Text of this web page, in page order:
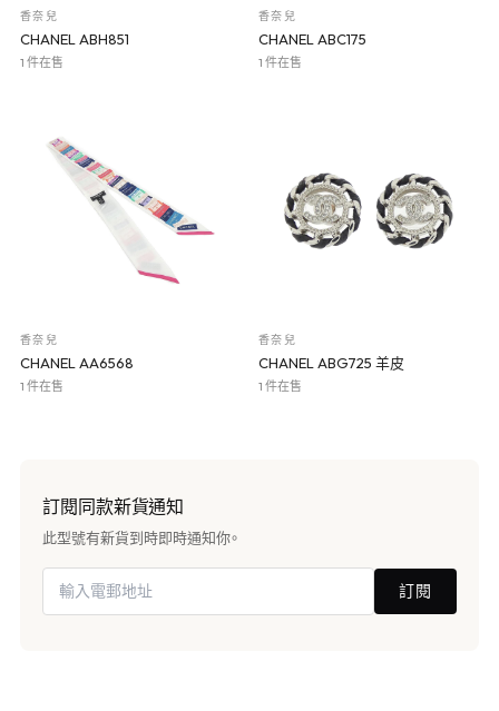
香奈兒
CHANEL ABH851
1 件在售
香奈兒
CHANEL ABC175
1 件在售
香奈兒
CHANEL AA6568
1 件在售
香奈兒
CHANEL ABG725 羊皮
1 件在售
訂閱同款新貨通知
此型號有新貨到時即時通知你。
訂閱